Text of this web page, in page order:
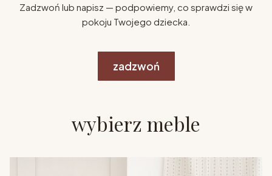
Zadzwoń lub napisz — podpowiemy, co sprawdzi się w
pokoju Twojego dziecka.
zadzwoń
wybierz meble